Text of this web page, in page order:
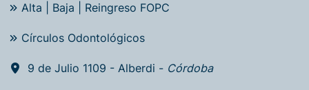
Alta | Baja | Reingreso FOPC
Círculos Odontológicos
9 de Julio 1109 - Alberdi - Córdoba